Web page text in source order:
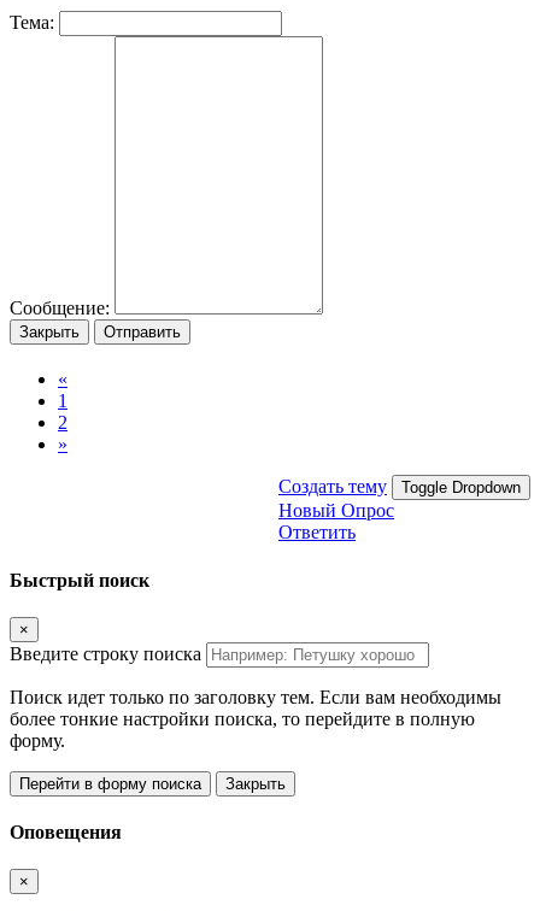
Тема:
Сообщение:
Закрыть Отправить
«
1
2
»
Создать тему Toggle Dropdown
Новый Опрос
Ответить
Быстрый поиск
×
Введите строку поиска
Поиск идет только по заголовку тем. Если вам необходимы
более тонкие настройки поиска, то перейдите в полную
форму.
Перейти в форму поиска Закрыть
Оповещения
×